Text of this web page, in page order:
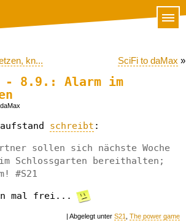
kn... SciFi to daMax »
- 8.9.: Alarm im
schreibt :
sollen sich nächste Woche
Schlossgarten bereithalten;
#S21
mal frei...
| Abgelegt unter S21
The power game